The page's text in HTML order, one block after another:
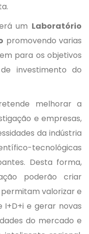
um Laboratório
promovendo varias
para os objetivos
investimento do
melhorar a
e empresas,
da indústria
tecnológicas
Desta forma,
poderão criar
valorizar e
e gerar novas
do mercado e